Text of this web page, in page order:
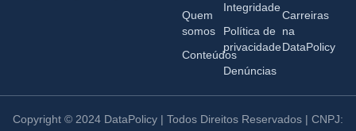
Quem
somos
Conteúdos
Integridade
Política de
privacidade
Denúncias
Carreiras
na
DataPolicy
Copyright © 2024 DataPolicy | Todos Direitos Reservados | CNPJ: